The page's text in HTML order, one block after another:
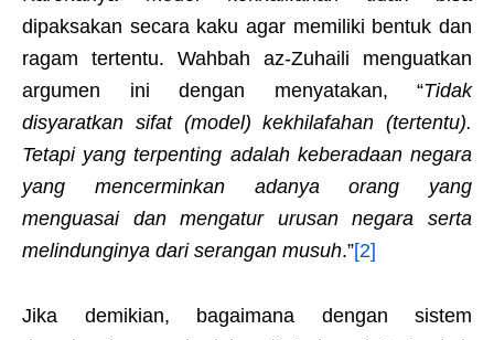
dipaksakan secara kaku agar memiliki bentuk dan
ragam tertentu. Wahbah az-Zuhaili menguatkan
argumen ini dengan menyatakan, “Tidak
disyaratkan sifat (model) kekhilafahan (tertentu).
Tetapi yang terpenting adalah keberadaan negara
yang mencerminkan adanya orang yang
menguasai dan mengatur urusan negara serta
melindunginya dari serangan musuh.”[2]
Jika demikian, bagaimana dengan sistem